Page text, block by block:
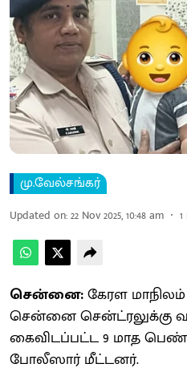
மு.வேல்சங்கர்
Updated on:22 Nov 2025, 10:48 am 1
சென்னை:கேரள
சென்னை சென்ட்ரலுக்கு
கைவிடப்பட்ட 9 மாத
போலீஸார் மீட்டனர்.